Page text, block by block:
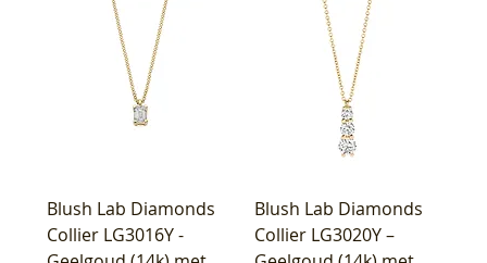
Blush Lab Diamonds
Collier LG3016Y -
Blush Lab Diamonds
Collier LG3020Y –